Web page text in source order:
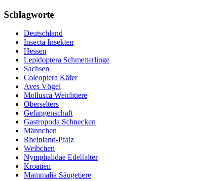
Schlagworte
Deutschland
Insecta Insekten
Hessen
Lepidoptera Schmetterlinge
Sachsen
Coleoptera Käfer
Aves Vögel
Mollusca Weichtiere
Oberselters
Gefangenschaft
Gastropoda Schnecken
Männchen
Rheinland-Pfalz
Weibchen
Nymphalidae Edelfalter
Kroatien
Mammalia Säugetiere